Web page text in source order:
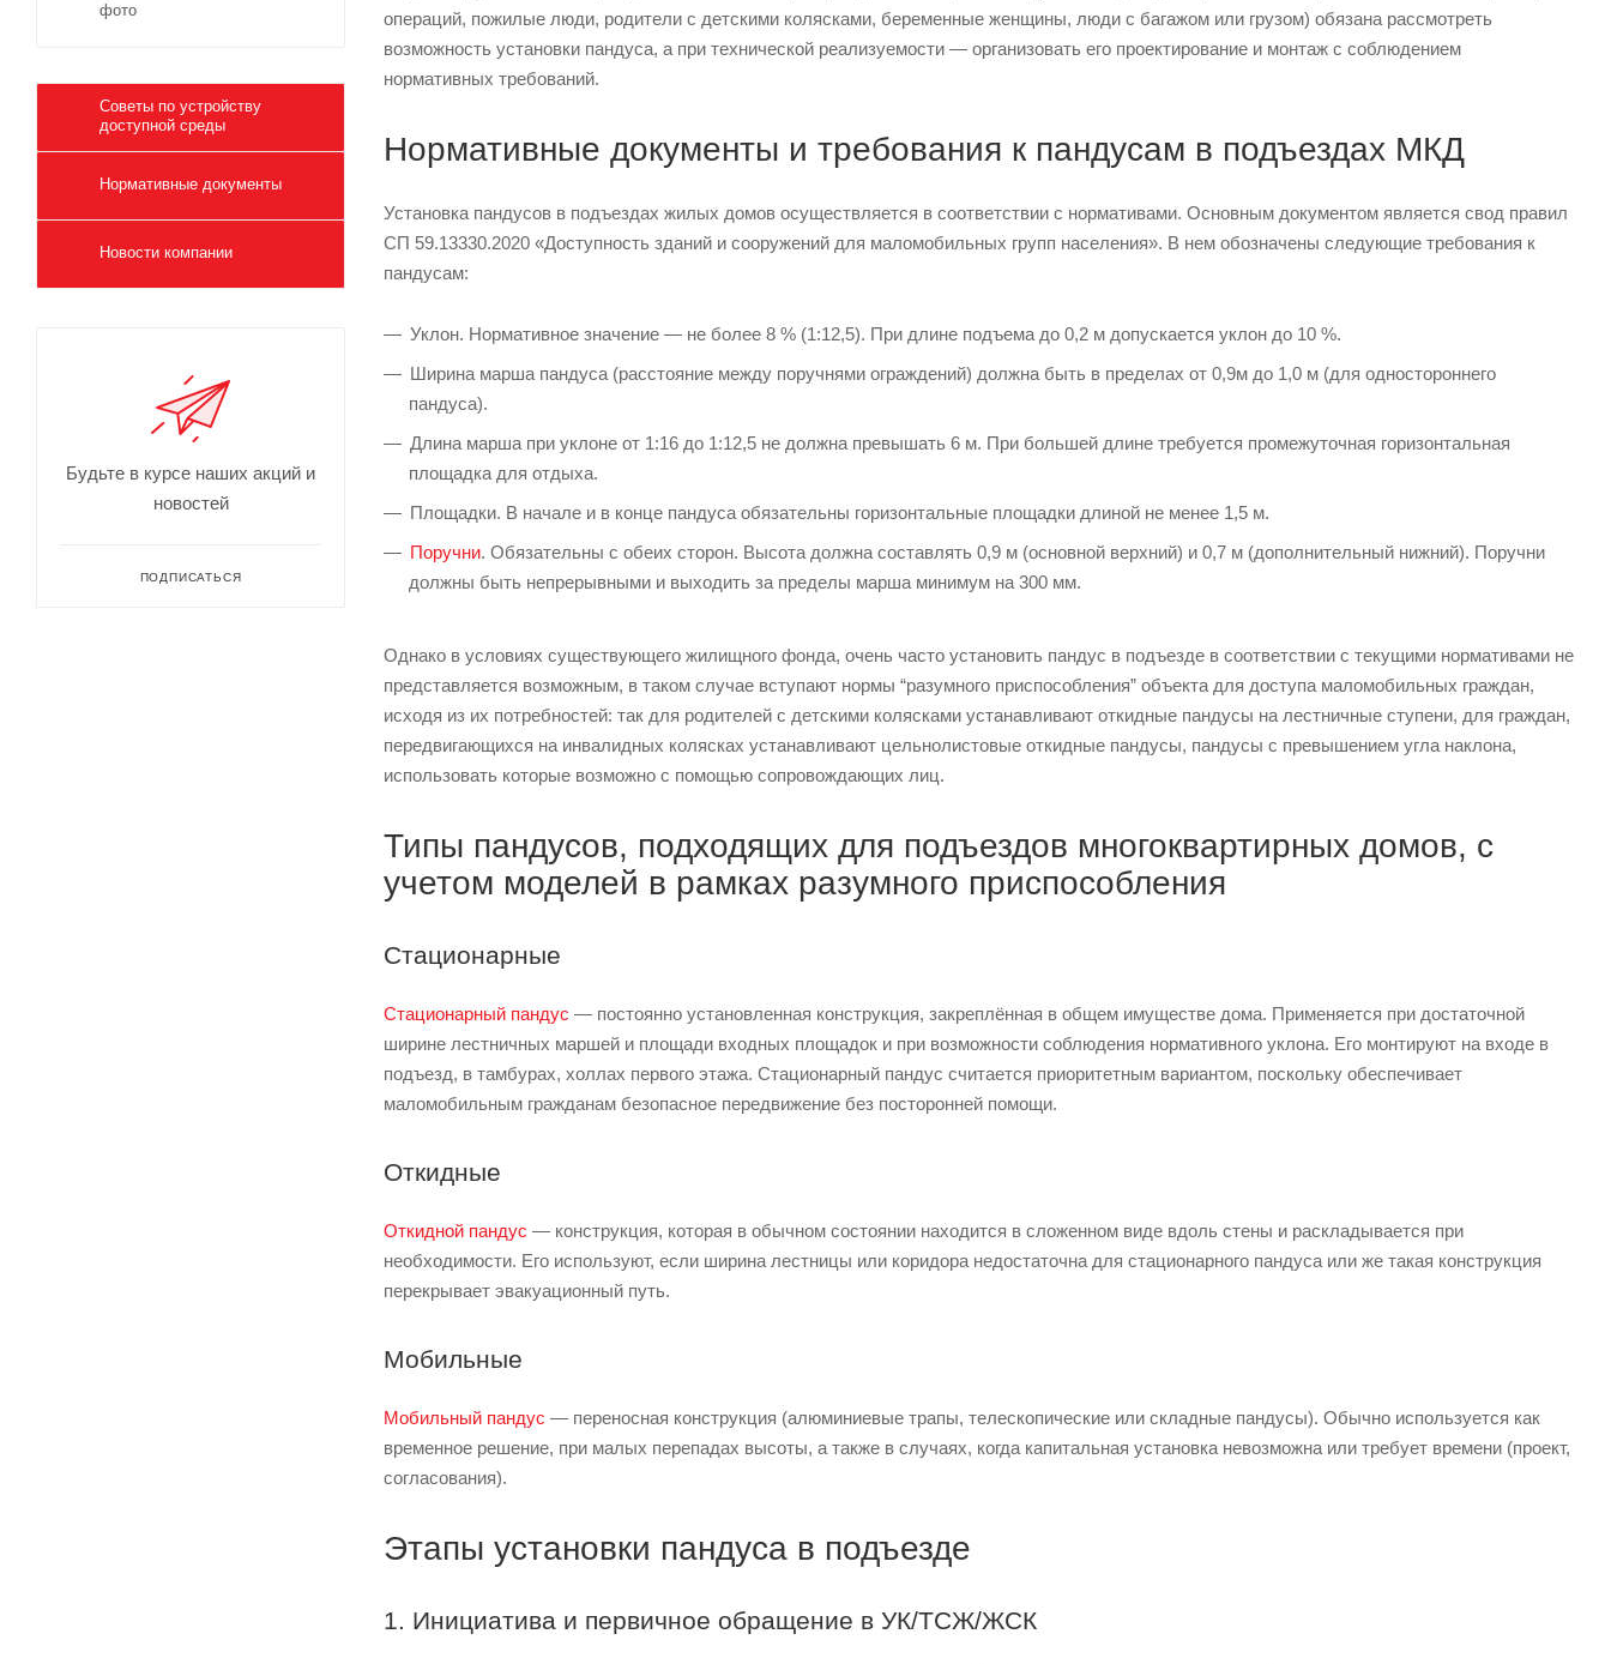
операций, пожилые люди, родители с детскими колясками, беременные женщины, люди с багажом или грузом) обязана рассмотреть
возможность установки пандуса, а при технической реализуемости — организовать его проектирование и монтаж с соблюдением
нормативных требований.
Нормативные документы и требования к пандусам в подъездах МКД
Установка пандусов в подъездах жилых домов осуществляется в соответствии с нормативами. Основным документом является свод правил
СП 59.13330.2020 «Доступность зданий и сооружений для маломобильных групп населения». В нем обозначены следующие требования к
пандусам:
Уклон. Нормативное значение — не более 8 % (1:12,5). При длине подъема до 0,2 м допускается уклон до 10 %.
Ширина марша пандуса (расстояние между поручнями ограждений) должна быть в пределах от 0,9м до 1,0 м (для одностороннего
пандуса).
Длина марша при уклоне от 1:16 до 1:12,5 не должна превышать 6 м. При большей длине требуется промежуточная горизонтальная
площадка для отдыха.
Площадки. В начале и в конце пандуса обязательны горизонтальные площадки длиной не менее 1,5 м.
Поручни. Обязательны с обеих сторон. Высота должна составлять 0,9 м (основной верхний) и 0,7 м (дополнительный нижний). Поручни
должны быть непрерывными и выходить за пределы марша минимум на 300 мм.
Однако в условиях существующего жилищного фонда, очень часто установить пандус в подъезде в соответствии с текущими нормативами не
представляется возможным, в таком случае вступают нормы “разумного приспособления” объекта для доступа маломобильных граждан,
исходя из их потребностей: так для родителей с детскими колясками устанавливают откидные пандусы на лестничные ступени, для граждан,
передвигающихся на инвалидных колясках устанавливают цельнолистовые откидные пандусы, пандусы с превышением угла наклона,
использовать которые возможно с помощью сопровождающих лиц.
Типы пандусов, подходящих для подъездов многоквартирных домов, с
учетом моделей в рамках разумного приспособления
Стационарные
Стационарный пандус — постоянно установленная конструкция, закреплённая в общем имуществе дома. Применяется при достаточной
ширине лестничных маршей и площади входных площадок и при возможности соблюдения нормативного уклона. Его монтируют на входе в
подъезд, в тамбурах, холлах первого этажа. Стационарный пандус считается приоритетным вариантом, поскольку обеспечивает
маломобильным гражданам безопасное передвижение без посторонней помощи.
Откидные
Откидной пандус — конструкция, которая в обычном состоянии находится в сложенном виде вдоль стены и раскладывается при
необходимости. Его используют, если ширина лестницы или коридора недостаточна для стационарного пандуса или же такая конструкция
перекрывает эвакуационный путь.
Мобильные
Мобильный пандус — переносная конструкция (алюминиевые трапы, телескопические или складные пандусы). Обычно используется как
временное решение, при малых перепадах высоты, а также в случаях, когда капитальная установка невозможна или требует времени (проект,
согласования).
Этапы установки пандуса в подъезде
1. Инициатива и первичное обращение в УК/ТСЖ/ЖСК
фото
Советы по устройству
доступной среды
Нормативные документы
Новости компании
Будьте в курсе наших акций и
новостей
ПОДПИСАТЬСЯ